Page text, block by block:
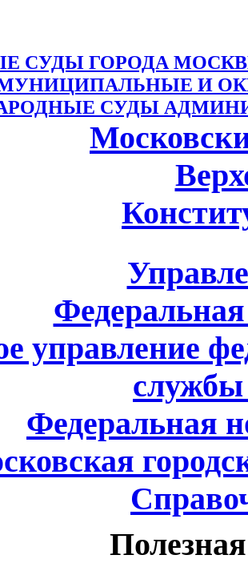
ГОРОДА МОСКВЫ:
И
СУДЫ
управление
службы
Федеральная